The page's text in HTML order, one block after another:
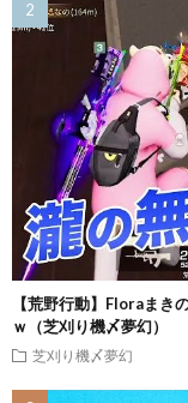
【荒野行動】Floraまき
ｗ（芝刈り機〆夢幻）
芝刈り機〆夢幻